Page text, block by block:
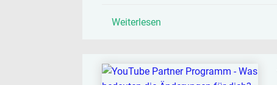
Weiterlesen